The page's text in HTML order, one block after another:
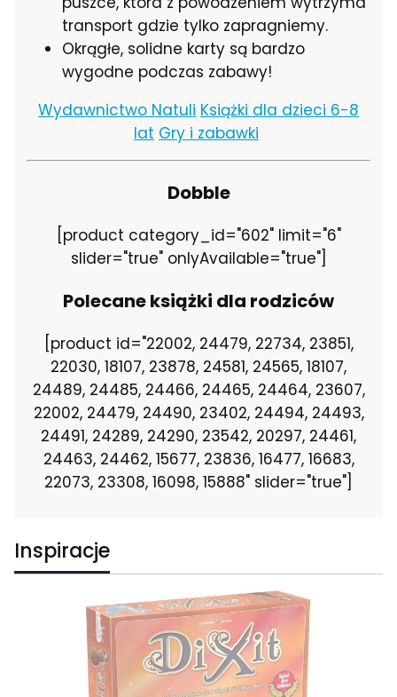
transport gdzie tylko zapragniemy.
Okrągłe, solidne karty są bardzo
wygodne podczas zabawy!
Wydawnictwo Natuli Książki dla dzieci 6-8
lat Gry i zabawki
Dobble
[product category_id="602" limit="6"
slider="true" onlyAvailable="true"]
Polecane książki dla rodziców
[product id="22002, 24479, 22734, 23851,
22030, 18107, 23878, 24581, 24565, 18107,
24489, 24485, 24466, 24465, 24464, 23607,
22002, 24479, 24490, 23402, 24494, 24493,
24491, 24289, 24290, 23542, 20297, 24461,
24463, 24462, 15677, 23836, 16477, 16683,
22073, 23308, 16098, 15888" slider="true"]
Inspiracje